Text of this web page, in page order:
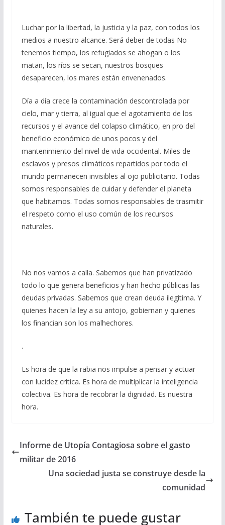
Luchar por la libertad, la justicia y la paz, con todos los
medios a nuestro alcance. Será deber de todas No
tenemos tiempo, los refugiados se ahogan o los
matan, los ríos se secan, nuestros bosques
desaparecen, los mares están envenenados.
Día a día crece la contaminación descontrolada por
cielo, mar y tierra, al igual que el agotamiento de los
recursos y el avance del colapso climático, en pro del
beneficio económico de unos pocos y del
mantenimiento del nivel de vida occidental. Miles de
esclavos y presos climáticos repartidos por todo el
mundo permanecen invisibles al ojo publicitario. Todas
somos responsables de cuidar y defender el planeta
que habitamos. Todas somos responsables de trasmitir
el respeto como el uso común de los recursos
naturales.
No nos vamos a calla. Sabemos que han privatizado
todo lo que genera beneficios y han hecho públicas las
deudas privadas. Sabemos que crean deuda ilegítima. Y
quienes hacen la ley a su antojo, gobiernan y quienes
los financian son los malhechores.
.
Es hora de que la rabia nos impulse a pensar y actuar
con lucidez crítica. Es hora de multiplicar la inteligencia
colectiva. Es hora de recobrar la dignidad. Es nuestra
hora.
Informe de Utopía Contagiosa sobre el gasto
militar de 2016
Una sociedad justa se construye desde la
comunidad
También te puede gustar